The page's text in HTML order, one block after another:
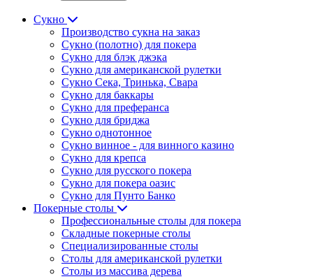
Сукно
Производство сукна на заказ
Сукно (полотно) для покера
Сукно для блэк джэка
Сукно для американской рулетки
Сукно Сека, Тринька, Свара
Сукно для баккары
Сукно для преферанса
Сукно для бриджа
Сукно однотонное
Сукно винное - для винного казино
Сукно для крепса
Сукно для русского покера
Сукно для покера оазис
Сукно для Пунто Банко
Покерные столы
Профессиональные столы для покера
Складные покерные столы
Специализированные столы
Столы для американской рулетки
Столы из массива дерева